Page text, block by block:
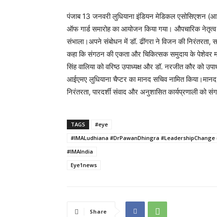
पंजाब 13 जनवरी लुधियाना इंडियन मेडिकल एसोसिएशन
ऑफ गार्ड समारोह का आयोजन किया गया। औपचारिक
संभाला।अपने संबोधन में डॉ. ढींगरा ने विजन की
कहा कि संगठन की एकता और चिकित्सक समुदाय के पेशेवर
सिंह वालिया को वरिष्ठ उपाध्यक्ष और डॉ. नरजीत कौर को
आईएमए लुधियाना चैप्टर का मानद सचिव नामित किया।
निरंतरता, पारदर्शी संवाद और अनुशासित कार्यप्रणाली
TAGS
#eye
#IMALudhiana #DrPawanDhingra
#IMAIndia
Eye1news
Share